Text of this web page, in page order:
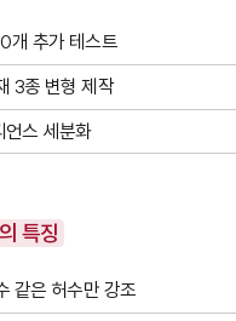
개 추가 테스트
3종 변형 제작
언스 세분화
특징
같은 허수만 강조